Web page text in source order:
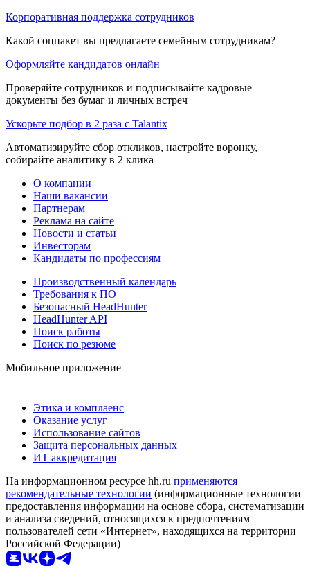
Корпоративная поддержка сотрудников
Какой соцпакет вы предлагаете семейным сотрудникам?
Оформляйте кандидатов онлайн
Проверяйте сотрудников и подписывайте кадровые
документы без бумаг и личных встреч
Ускорьте подбор в 2 раза с Talantix
Автоматизируйте сбор откликов, настройте воронку,
собирайте аналитику в 2 клика
О компании
Наши вакансии
Партнерам
Реклама на сайте
Новости и статьи
Инвесторам
Кандидаты по профессиям
Производственный календарь
Требования к ПО
Безопасный HeadHunter
HeadHunter API
Поиск работы
Поиск по резюме
Мобильное приложение
Этика и комплаенс
Оказание услуг
Использование сайтов
Защита персональных данных
ИТ аккредитация
На информационном ресурсе hh.ru применяются
рекомендательные технологии (информационные технологии
предоставления информации на основе сбора, систематизации
и анализа сведений, относящихся к предпочтениям
пользователей сети «Интернет», находящихся на территории
Российской Федерации)